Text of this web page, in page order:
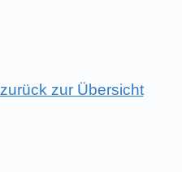
zurück zur Übersicht